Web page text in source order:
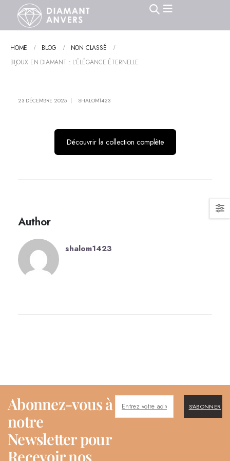
HOME BLOG
NON CLASSÉ
BIJOUX EN DIAMANT : L’ÉLÉGANCE ÉTERNELLE
23 DÉCEMBRE 2025 SHALOM1423
Découvrir la collection complète
Author
shalom1423
Abonnez-vous à
notre
Newsletter pour
Recevoir nos
S'ABONNER